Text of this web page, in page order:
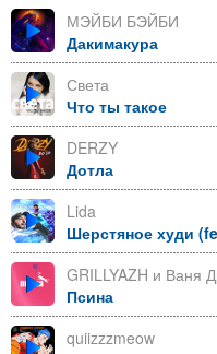
МЭЙБИ БЭЙБИ
Дакимакура
Света
Что ты такое
DERZY
Дотла
Lida
Шерстяное худи
GRILLYAZH и Ваня
Псина
quiizzzmeow